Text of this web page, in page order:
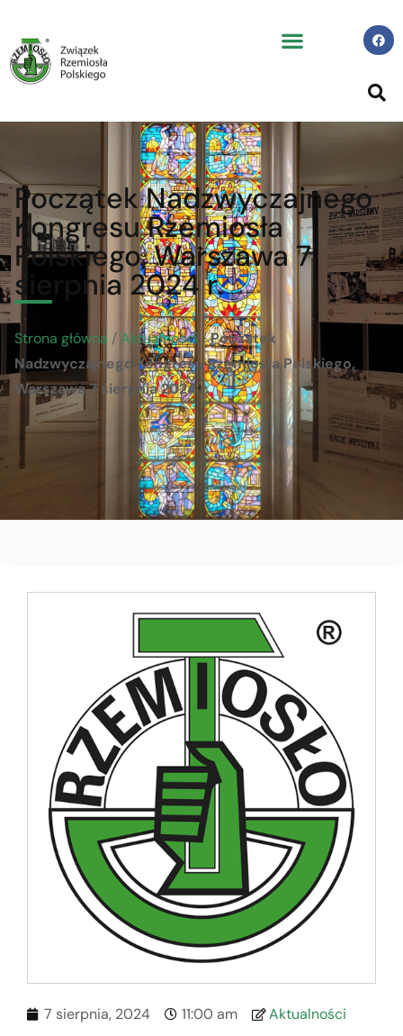
Początek Nadzwyczajnego
Kongresu Rzemiosła
Polskiego, Warszawa 7
sierpnia 2024 r.
Strona główna /Aktualności /Początek
Nadzwyczajnego Kongresu Rzemiosła Polskiego,
Warszawa 7 sierpnia 2024 r.
7 sierpnia, 2024 11:00 am Aktualności